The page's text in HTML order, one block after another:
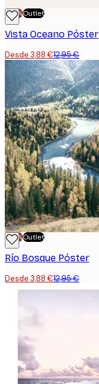
-70%Outlet
Vista Oceano Póster
Desde 3,88 €12,95 €
-70%Outlet
Río Bosque Póster
Desde 3,88 €12,95 €